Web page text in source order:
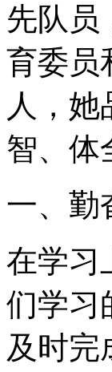
先队员
育委员
人，
智、体
一、勤
在学习
们学习
及时完